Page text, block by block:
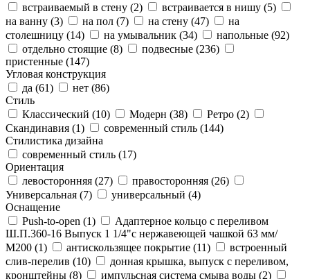
встраиваемый в стену (2) встраивается в нишу (5)
на ванну (3) на пол (7) на стену (47)
на
столешницу (14) на умывальник (34) напольные (92)
отдельно стоящие (8) подвесные (236)
пристенные (147)
Угловая конструкция
да (61) нет (86)
Стиль
Классический (10) Модерн (38) Ретро (2)
Скандинавия (1) современный стиль (144)
Стилистика дизайна
современный стиль (17)
Ориентация
левосторонняя (27) правосторонняя (26)
Универсальная (7) универсальный (4)
Оснащение
Push-to-open (1)
Адаптерное кольцо с переливом
Ш.П.360-16 Выпуск 1 1/4"с нержавеющей чашкой 63 мм/
М200 (1) антискользящее покрытие (11)
встроенный
слив-перелив (10)
донная крышка, выпуск с переливом,
кронштейны (8) импульсная система смыва воды (2)